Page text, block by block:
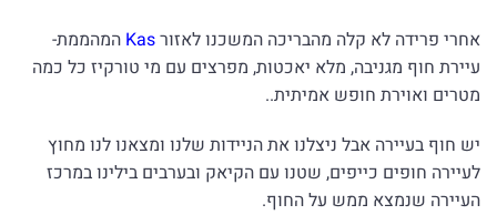
אחרי פרידה לא קלה מהבריכה המשכנו לאזורKas המהממת-
עיירת חוף מגניבה, מלא יאכטות, מפרצים עם מי טורקיז כל כמה
מטרים ואוירת חופש אמיתית..
יש חוף בעיירה אבל ניצלנו את הניידות שלנו ומצאנו לנו מחוץ
לעיירה חופים כייפים, שטנו עם הקיאק ובערבים בילינו במרכז
העיירה שנמצא ממש על החוף.